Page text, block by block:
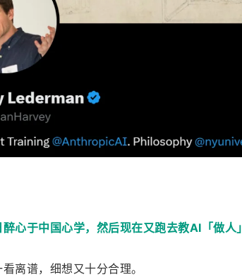
心于中国心学，然后现在又跑去教AI「做人」
离谱，细想又十分合理。